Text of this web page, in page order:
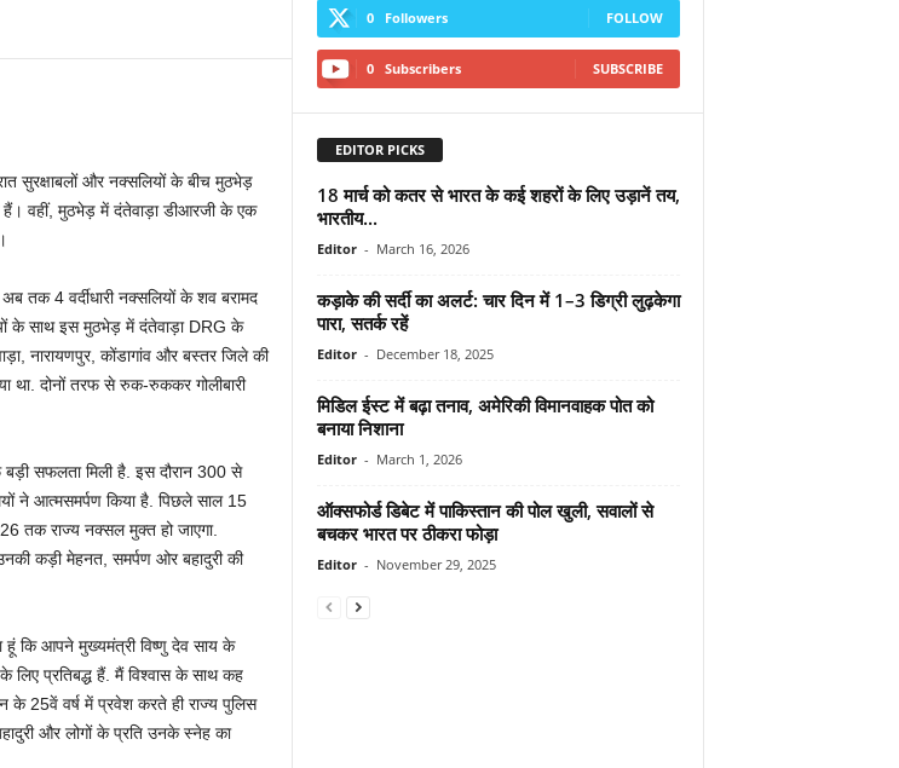
सुरक्षाबलों और नक्सलियों के बीच मुठभेड़
हैं। वहीं, मुठभेड़ में दंतेवाड़ा डीआरजी के एक
तक 4 वर्दीधारी नक्सलियों के शव बरामद
के साथ इस मुठभेड़ में दंतेवाड़ा DRG के
नारायणपुर, कोंडागांव और बस्तर जिले की
था. दोनों तरफ से रुक-रुककर गोलीबारी
बड़ी सफलता मिली है. इस दौरान 300 से
ने आत्मसमर्पण किया है. पिछले साल 15
तक राज्य नक्सल मुक्त हो जाएगा.
कड़ी मेहनत, समर्पण ओर बहादुरी की
हूं कि आपने मुख्यमंत्री विष्णु देव साय के
प्रतिबद्ध हैं. मैं विश्वास के साथ कह
25वें वर्ष में प्रवेश करते ही राज्य पुलिस
और लोगों के प्रति उनके स्नेह का
0 Followers FOLLOW
0 Subscribers SUBSCRIBE
EDITOR PICKS
18 मार्च को कतर से भारत के कई शहरों के लिए उड़ानें तय,
भारतीय...
Editor - March 16, 2026
कड़ाके की सर्दी का अलर्ट: चार दिन में 1–3 डिग्री लुढ़केगा
पारा, सतर्क रहें
Editor - December 18, 2025
मिडिल ईस्ट में बढ़ा तनाव, अमेरिकी विमानवाहक पोत को
बनाया निशाना
Editor - March 1, 2026
ऑक्सफोर्ड डिबेट में पाकिस्तान की पोल खुली, सवालों से
बचकर भारत पर ठीकरा फोड़ा
Editor - November 29, 2025